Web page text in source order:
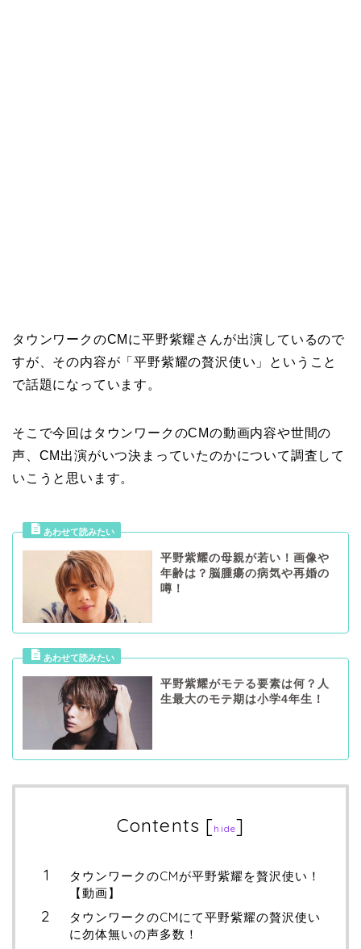
タウンワークのCMに平野紫耀さんが出演しているので
すが、その内容が「平野紫耀の贅沢使い」ということ
で話題になっています。
そこで今回はタウンワークのCMの動画内容や世間の
声、CM出演がいつ決まっていたのかについて調査して
いこうと思います。
平野紫耀の母親が若い！画像や
年齢は？脳腫瘍の病気や再婚の
噂！
平野紫耀がモテる要素は何？人
生最大のモテ期は小学4年生！
Contents [hide]
タウンワークのCMが平野紫耀を贅沢使い！
【動画】
タウンワークのCMにて平野紫耀の贅沢使い
に勿体無いの声多数！